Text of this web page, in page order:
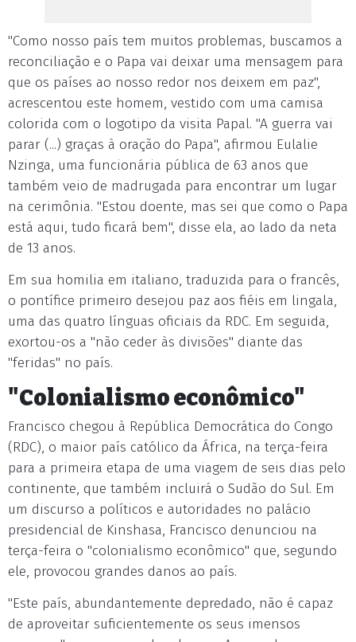
"Como nosso país tem muitos problemas, buscamos a
reconciliação e o Papa vai deixar uma mensagem para
que os países ao nosso redor nos deixem em paz",
acrescentou este homem, vestido com uma camisa
colorida com o logotipo da visita Papal. "A guerra vai
parar (...) graças à oração do Papa", afirmou Eulalie
Nzinga, uma funcionária pública de 63 anos que
também veio de madrugada para encontrar um lugar
na cerimônia. "Estou doente, mas sei que como o Papa
está aqui, tudo ficará bem", disse ela, ao lado da neta
de 13 anos.
Em sua homilia em italiano, traduzida para o francês,
o pontífice primeiro desejou paz aos fiéis em lingala,
uma das quatro línguas oficiais da RDC. Em seguida,
exortou-os a "não ceder às divisões" diante das
"feridas" no país.
"Colonialismo econômico"
Francisco chegou à República Democrática do Congo
(RDC), o maior país católico da África, na terça-feira
para a primeira etapa de uma viagem de seis dias pelo
continente, que também incluirá o Sudão do Sul. Em
um discurso a políticos e autoridades no palácio
presidencial de Kinshasa, Francisco denunciou na
terça-feira o "colonialismo econômico" que, segundo
ele, provocou grandes danos ao país.
"Este país, abundantemente depredado, não é capaz
de aproveitar suficientemente os seus imensos